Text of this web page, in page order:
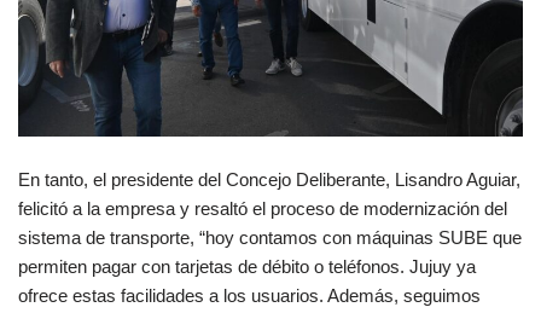
En tanto, el presidente del Concejo Deliberante, Lisandro Aguiar,
felicitó a la empresa y resaltó el proceso de modernización del
sistema de transporte, “hoy contamos con máquinas SUBE que
permiten pagar con tarjetas de débito o teléfonos. Jujuy ya
ofrece estas facilidades a los usuarios. Además, seguimos